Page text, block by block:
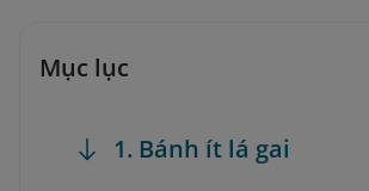
Mục lục
1. Bánh ít lá gai